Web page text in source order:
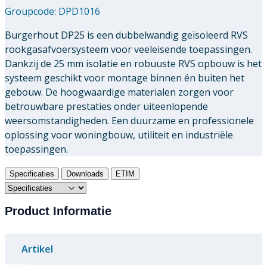
Groupcode: DPD1016
Burgerhout DP25 is een dubbelwandig geïsoleerd RVS
rookgasafvoersysteem voor veeleisende toepassingen.
Dankzij de 25 mm isolatie en robuuste RVS opbouw is het
systeem geschikt voor montage binnen én buiten het
gebouw. De hoogwaardige materialen zorgen voor
betrouwbare prestaties onder uiteenlopende
weersomstandigheden. Een duurzame en professionele
oplossing voor woningbouw, utiliteit en industriële
toepassingen.
Specificaties Downloads ETIM
Product Informatie
Artikel